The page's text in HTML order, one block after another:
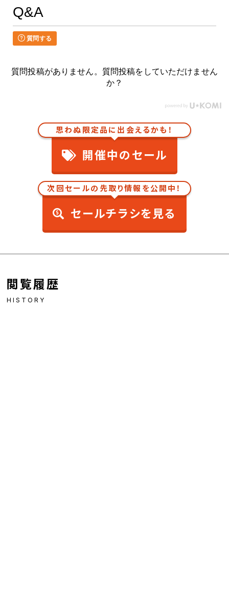
Q&A
質問する
質問投稿がありません。質問投稿をしていただけません
か？
思わぬ限定品に出会えるかも！
開催中のセール
次回セールの先取り情報を公開中！
セールチラシを見る
閲覧履歴
HISTORY